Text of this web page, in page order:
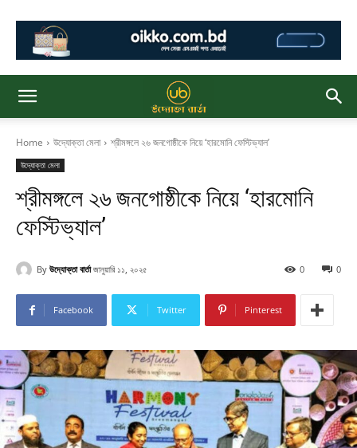
Home উদ্যোক্তা মেলা শ্রীমঙ্গলে ২৬ জনগোষ্ঠীকে নিয়ে ‘হারমোনি ফেস্টিভ্যাল’
উদ্যোক্তা মেলা
শ্রীমঙ্গলে ২৬ জনগোষ্ঠীকে নিয়ে ‘হারমোনি
ফেস্টিভ্যাল’
By উদ্যোক্তা বার্তা জানুয়ারি ১১, ২০২৫ 0
0
Facebook Twitter Pinterest